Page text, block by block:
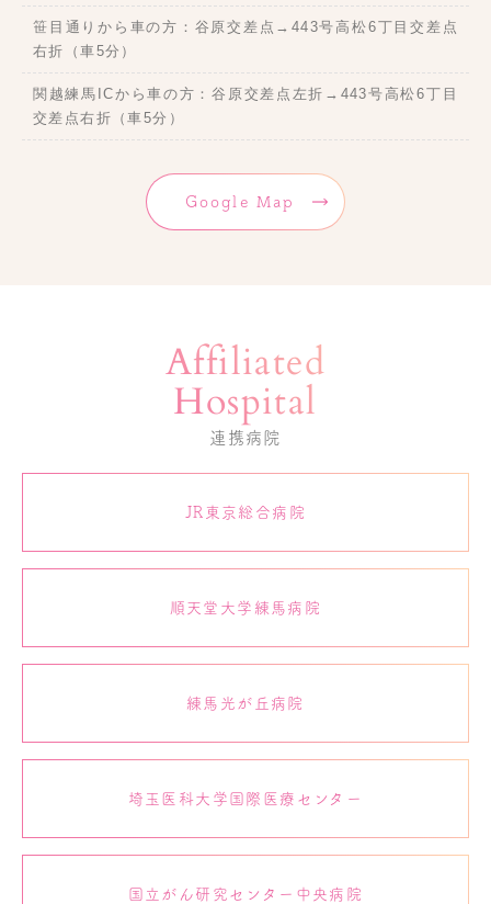
笹目通りから車の方：谷原交差点→443号高松6丁目交差点
右折（車5分）
関越練馬ICから車の方：谷原交差点左折→443号高松6丁目
交差点右折（車5分）
Google Map
Affiliated
Hospital
連携病院
JR東京総合病院
順天堂大学練馬病院
練馬光が丘病院
埼玉医科大学国際医療センター
国立がん研究センター中央病院